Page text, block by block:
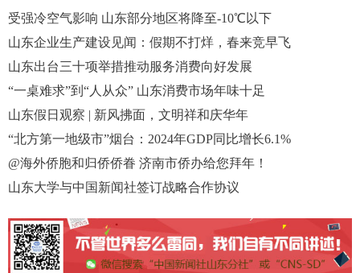
受强冷空气影响 山东部分地区将降至-10℃以下
山东企业生产建设见闻：假期不打烊，春来竞早飞
山东出台三十项举措推动服务消费向好发展
“一桌难求”到“人从众” 山东消费市场年味十足
山东假日观察 | 新风拂面，文明祥和庆华年
“北方第一地级市”烟台：2024年GDP同比增长6.1%
@海外侨胞和归侨侨眷 济南市侨办给您拜年！
山东大学与中国新闻社签订战略合作协议